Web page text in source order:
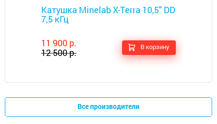
Катушка Minelab X-Terra 10,5" DD
7,5 кГц
11 900 р.
12 500 р.
В корзину
Все производители